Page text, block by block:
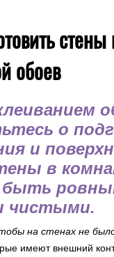
обоев
о
и
в
чистыми.
на стенах не
имеют внешний